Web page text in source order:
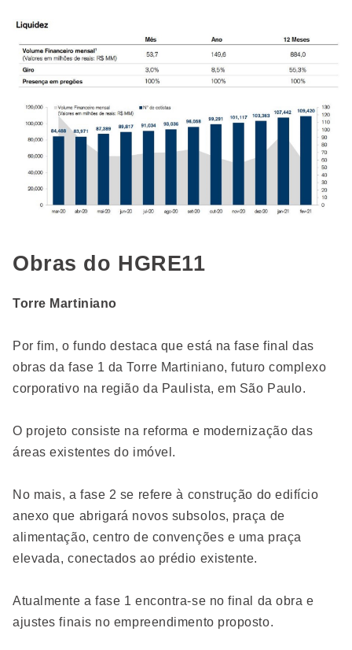
Obras do HGRE11
Torre Martiniano
Por fim, o fundo destaca que está na fase final das
obras da fase 1 da Torre Martiniano, futuro complexo
corporativo na região da Paulista, em São Paulo.
O projeto consiste na reforma e modernização das
áreas existentes do imóvel.
No mais, a fase 2 se refere à construção do edifício
anexo que abrigará novos subsolos, praça de
alimentação, centro de convenções e uma praça
elevada, conectados ao prédio existente.
Atualmente a fase 1 encontra-se no final da obra e
ajustes finais no empreendimento proposto.